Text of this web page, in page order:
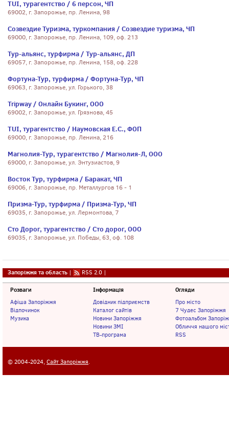
TUI, турагентство / 6 персон, ЧП
69002, г. Запорожье, пр. Ленина, 98
Созвездие Туризма, туркомпания / Созвездие туризма, ЧП
69000, г. Запорожье, пр. Ленина, 109, оф. 213
Тур-альянс, турфирма / Тур-альянс, ДП
69057, г. Запорожье, пр. Ленина, 158, оф. 228
Фортуна-Тур, турфирма / Фортуна-Тур, ЧП
69063, г. Запорожье, ул. Горького, 38
Tripway / Онлайн Букинг, ООО
69002, г. Запорожье, ул. Грязнова, 45
TUI, турагентство / Наумовская Е.С., ФОП
69000, г. Запорожье, пр. Ленина, 216
Магнолия-Тур, турагентство / Магнолия-Л, ООО
69000, г. Запорожье, ул. Энтузиастов, 9
Восток Тур, турфирма / Баракат, ЧП
69006, г. Запорожье, пр. Металлургов 16 - 1
Призма-Тур, турфирма / Призма-Тур, ЧП
69035, г. Запорожье, ул. Лермонтова, 7
Сто Дорог, турагентство / Сто дорог, ООО
69035, г. Запорожье, ул. Победы, 63, оф. 108
Запоріжжя та область | RSS 2.0 |
Розваги
Афіша Запоріжжя
Відпочинок
Музика
Інформація
Довідник підприємств
Каталог сайтів
Новини Запоріжжя
Новини ЗМІ
ТВ-програма
Огляди
Про місто
7 Чудес Запоріжжя
Фотоальбом
Обличчя нашого
RSS
© 2004-2024, Сайт Запоріжжя.